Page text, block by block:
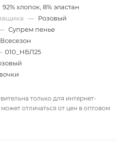
92% хлопок, 8% эластан
— Розовый
Супрем пенье
Всесезон
010_НБЛ25
только для интернет-
может отличаться от цен в оптовом